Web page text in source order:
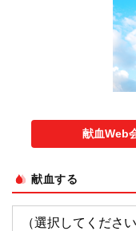
献血Web
献血する